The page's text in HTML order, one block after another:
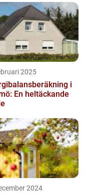
2025
i
En heltäckande
2024